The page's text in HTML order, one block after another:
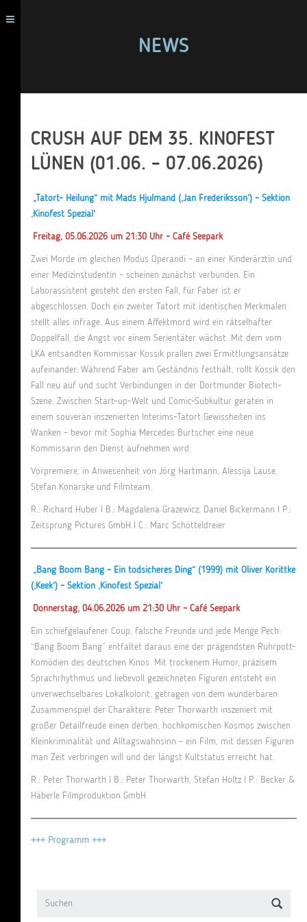
NEWS
CRUSH AUF DEM 35. KINOFEST
LÜNEN (01.06. – 07.06.2026)
„Tatort- Heilung“ mit Mads Hjulmand (‚Jan Frederiksson‘) – Sektion
‚Kinofest Spezial‘
Freitag, 05.06.2026 um 21:30 Uhr – Café Seepark
Zwei Morde im gleichen Modus Operandi – an einer Kinderärztin und
einer Medizinstudentin – scheinen zunächst verbunden. Ein
Laborassistent gesteht den ersten Fall, für Faber ist er
abgeschlossen. Doch ein zweiter Tatort mit identischen Merkmalen
stellt alles infrage. Aus einem Affektmord wird ein rätselhafter
Doppelfall, die Angst vor einem Serientäter wächst. Mit dem vom
LKA entsandten Kommissar Kossik prallen zwei Ermittlungsansätze
aufeinander: Während Faber am Geständnis festhält, rollt Kossik den
Fall neu auf und sucht Verbindungen in der Dortmunder Biotech-
Szene. Zwischen Start-up-Welt und Comic-Subkultur geraten in
einem souverän inszenierten Interims-Tatort Gewissheiten ins
Wanken – bevor mit Sophia Mercedes Burtscher eine neue
Kommissarin den Dienst aufnehmen wird.
Vorpremiere, in Anwesenheit von Jörg Hartmann, Alessija Lause,
Stefan Konarske und Filmteam.
R.: Richard Huber I B.: Magdalena Grazewicz, Daniel Bickermann I P.:
Zeitsprung Pictures GmbH I C.: Marc Schötteldreier
„Bang Boom Bang – Ein todsicheres Ding“ (1999) mit Oliver Korittke
(‚Keek‘) – Sektion ‚Kinofest Spezial‘
Donnerstag, 04.06.2026 um 21:30 Uhr – Café Seepark
Ein schiefgelaufener Coup, falsche Freunde und jede Menge Pech:
“Bang Boom Bang” entfaltet daraus eine der prägendsten Ruhrpott-
Komödien des deutschen Kinos. Mit trockenem Humor, präzisem
Sprachrhythmus und liebevoll gezeichneten Figuren entsteht ein
unverwechselbares Lokalkolorit, getragen von dem wunderbaren
Zusammenspiel der Charaktere. Peter Thorwarth inszeniert mit
großer Detailfreude einen derben, hochkomischen Kosmos zwischen
Kleinkriminalität und Alltagswahnsinn – ein Film, mit dessen Figuren
man Zeit verbringen will und der längst Kultstatus erreicht hat.
R.: Peter Thorwarth I B.: Peter Thorwarth, Stefan Holtz I P.: Becker &
Häberle Filmproduktion GmbH
+++ Programm +++